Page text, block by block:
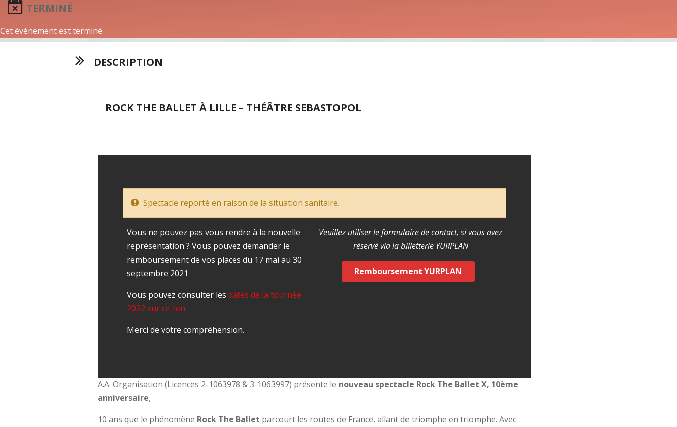
TERMINÉ
Cet évènement est terminé.
DESCRIPTION
ROCK THE BALLET À LILLE – THÉÂTRE SEBASTOPOL
Spectacle reporté en raison de la situation sanitaire.
Vous ne pouvez pas vous rendre à la nouvelle
représentation ? Vous pouvez demander le
remboursement de vos places du 17 mai au 30
septembre 2021
Vous pouvez consulter les dates de la tournée
2022 sur ce lien
Merci de votre compréhension.
Veuillez utiliser le formulaire de contact, si vous avez
réservé via la billetterie YURPLAN
Remboursement YURPLAN
A.A. Organisation (Licences 2-1063978 & 3-1063997) présente le nouveau spectacle Rock The Ballet X, 10ème
anniversaire,
10 ans que le phénomène Rock The Ballet parcourt les routes de France, allant de triomphe en triomphe. Avec